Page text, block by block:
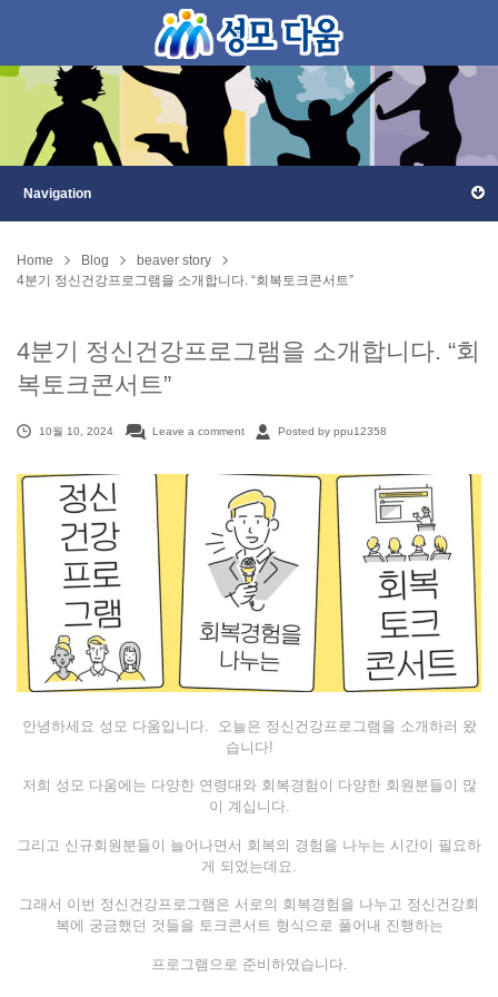
Home Blog
beaver story
4분기 정신건강프로그램을 소개합니다. “회복토크콘서트”
4분기 정신건강프로그램을 소개합니다. “회
복토크콘서트”
10월 10, 2024 Leave a comment Posted by ppu12358
안녕하세요 성모 다움입니다. 오늘은 정신건강프로그램을 소개하러 왔
습니다!
저희 성모 다움에는 다양한 연령대와 회복경험이 다양한 회원분들이 많
이 계십니다.
그리고 신규회원분들이 늘어나면서 회복의 경험을 나누는 시간이 필요하
게 되었는데요.
그래서 이번 정신건강프로그램은 서로의 회복경험을 나누고 정신건강회
복에 궁금했던 것들을 토크콘서트 형식으로 풀어내 진행하는
프로그램으로 준비하였습니다.